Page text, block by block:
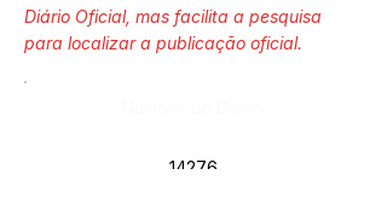
Diário Oficial, mas facilita a pesquisa
para localizar a publicação oficial.
14276